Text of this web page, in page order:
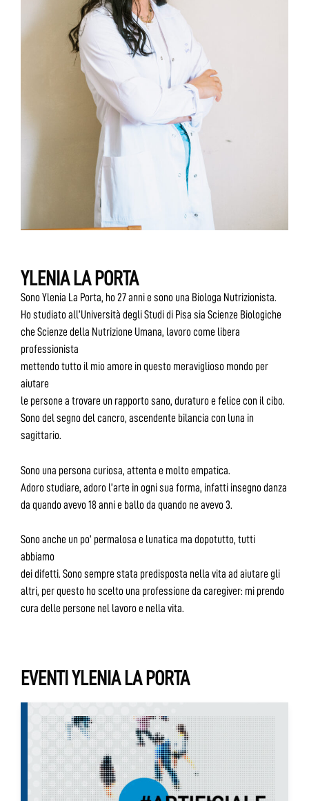
YLENIA LA PORTA
Sono Ylenia La Porta, ho 27 anni e sono una Biologa Nutrizionista.
Ho studiato all’Università degli Studi di Pisa sia Scienze Biologiche
che Scienze della Nutrizione Umana, lavoro come libera
professionista
mettendo tutto il mio amore in questo meraviglioso mondo per
aiutare
le persone a trovare un rapporto sano, duraturo e felice con il cibo.
Sono del segno del cancro, ascendente bilancia con luna in
sagittario.
Sono una persona curiosa, attenta e molto empatica.
Adoro studiare, adoro l’arte in ogni sua forma, infatti insegno danza
da quando avevo 18 anni e ballo da quando ne avevo 3.
Sono anche un po’ permalosa e lunatica ma dopotutto, tutti
abbiamo
dei difetti. Sono sempre stata predisposta nella vita ad aiutare gli
altri, per questo ho scelto una professione da caregiver: mi prendo
cura delle persone nel lavoro e nella vita.
EVENTI YLENIA LA PORTA